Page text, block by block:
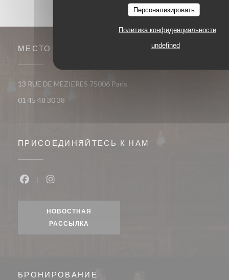
Персонализировать
Политика конфиденциальности
undefined
МЕСТО
13 RUE DE MEZIERES 75006 Paris
01 45 48 30 38
ПРИСОЕДИНЯЙТЕСЬ К НАМ
НОВОСТНАЯ
РАССЫЛКА
БРОНИРОВАНИЕ